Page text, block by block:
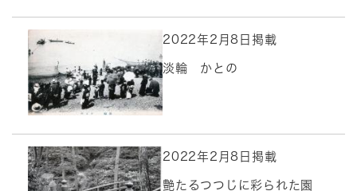
2022年2月8日掲載
淡輪 かとの
2022年2月8日掲載
艶たるつつじに彩られた園